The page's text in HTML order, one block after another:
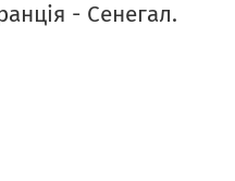
- Сенегал.